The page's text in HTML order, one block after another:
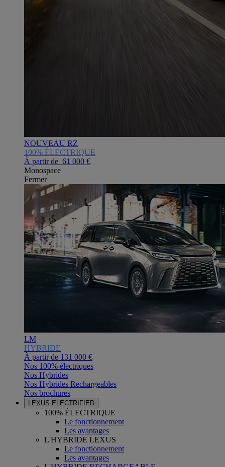
NOUVEAU RZ
100% ÉLECTRIQUE
À partir de 61 000 €
Monospace
Fermer
LM
HYBRIDE
À partir de 131 000 €
Nos 100% électriques
Nos Hybrides
Nos Hybrides Rechargeables
Nos brochures
LEXUS ELECTRIFIED
100% ÉLECTRIQUE
Le fonctionnement
Les avantages
L'HYBRIDE LEXUS
Le fonctionnement
Les avantages